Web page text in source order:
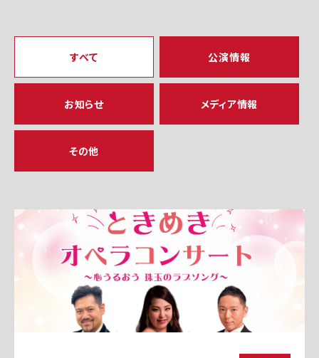
すべて 公演情報
お知らせ メディア情報
その他